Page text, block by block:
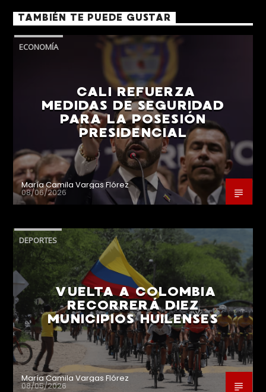
TAMBIÉN TE PUEDE GUSTAR
ECONOMÍA
CALI REFUERZA
MEDIDAS DE SEGURIDAD
PARA LA POSESIÓN
PRESIDENCIAL
María Camila Vargas Flórez
08/06/2026
DEPORTES
VUELTA A COLOMBIA
RECORRERÁ DIEZ
MUNICIPIOS HUILENSES
María Camila Vargas Flórez
08/05/2026